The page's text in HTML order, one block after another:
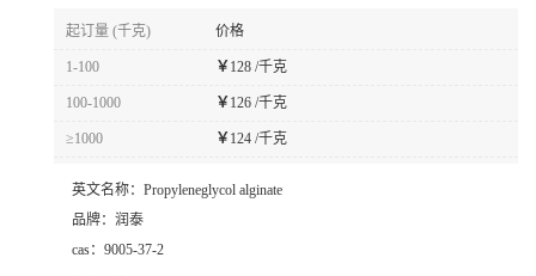
起订量 (千克) 价格
1-100 ￥ 128 /千克
100-1000 ￥ 126 /千克
≥1000 ￥ 124 /千克
英文名称： Propyleneglycol alginate
品牌： 润泰
cas： 9005-37-2